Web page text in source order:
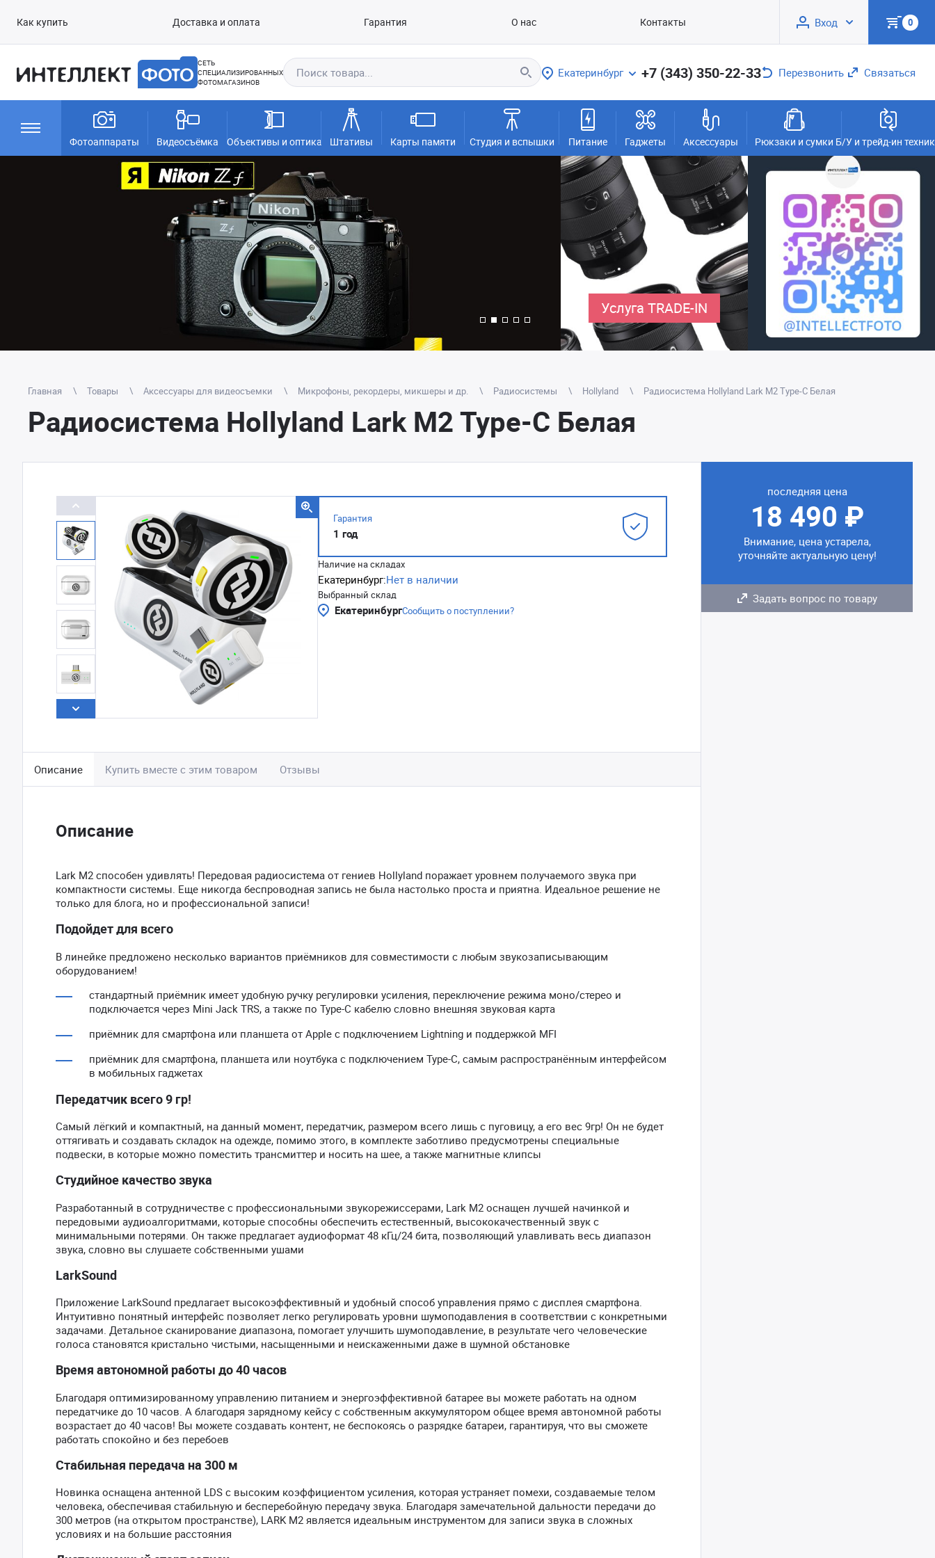
Как купить Доставка и оплата Гарантия О нас Контакты Вход 0
СЕТЬ
СПЕЦИАЛИЗИРОВАННЫХ
ФОТОМАГАЗИНОВ
Екатеринбург +7 (343) 350-22-33 Перезвонить Связаться
Фотоаппараты Видеосъёмка Объективы и оптика Штативы Карты памяти Студия и вспышки Питание Гаджеты Аксессуары Рюкзаки и сумки Б/У и трейд-ин
Услуга TRADE-IN
Главная Товары Аксессуары для видеосъемки Микрофоны, рекордеры, микшеры и др. Радиосистемы Hollyland Радиосистема Hollyland Lark M2 Type-C Белая
Радиосистема Hollyland Lark M2 Type-C Белая
Гарантия
1 год
Наличие на складах
Екатеринбург:Нет в наличии
Выбранный склад
ЕкатеринбургСообщить о поступлении?
Описание Купить вместе с этим товаром Отзывы
Описание
Lark M2 способен удивлять! Передовая радиосистема от гениев Hollyland поражает уровнем получаемого звука при
компактности системы. Еще никогда беспроводная запись не была настолько проста и приятна. Идеальное решение не
только для блога, но и профессиональной записи!
Подойдет для всего
В линейке предложено несколько вариантов приёмников для совместимости с любым звукозаписывающим
оборудованием!
стандартный приёмник имеет удобную ручку регулировки усиления, переключение режима моно/стерео и
подключается через Mini Jack TRS, а также по Type-C кабелю словно внешняя звуковая карта
приёмник для смартфона или планшета от Apple с подключением Lightning и поддержкой MFI
приёмник для смартфона, планшета или ноутбука с подключением Type-C, самым распространённым интерфейсом
в мобильных гаджетах
Передатчик всего 9 гр!
Самый лёгкий и компактный, на данный момент, передатчик, размером всего лишь с пуговицу, а его вес 9гр! Он не будет
оттягивать и создавать складок на одежде, помимо этого, в комплекте заботливо предусмотрены специальные
подвески, в которые можно поместить трансмиттер и носить на шее, а также магнитные клипсы
Студийное качество звука
Разработанный в сотрудничестве с профессиональными звукорежиссерами, Lark M2 оснащен лучшей начинкой и
передовыми аудиоалгоритмами, которые способны обеспечить естественный, высококачественный звук с
минимальными потерями. Он также предлагает аудиоформат 48 кГц/24 бита, позволяющий улавливать весь диапазон
звука, словно вы слушаете собственными ушами
LarkSound
Приложение LarkSound предлагает высокоэффективный и удобный способ управления прямо с дисплея смартфона.
Интуитивно понятный интерфейс позволяет легко регулировать уровни шумоподавления в соответствии с конкретными
задачами. Детальное сканирование диапазона, помогает улучшить шумоподавление, в результате чего человеческие
голоса становятся кристально чистыми, насыщенными и неискаженными даже в шумной обстановке
Время автономной работы до 40 часов
Благодаря оптимизированному управлению питанием и энергоэффективной батарее вы можете работать на одном
передатчике до 10 часов. А благодаря зарядному кейсу с собственным аккумулятором общее время автономной работы
возрастает до 40 часов! Вы можете создавать контент, не беспокоясь о разрядке батареи, гарантируя, что вы сможете
работать спокойно и без перебоев
Стабильная передача на 300 м
Новинка оснащена антенной LDS с высоким коэффициентом усиления, которая устраняет помехи, создаваемые телом
человека, обеспечивая стабильную и бесперебойную передачу звука. Благодаря замечательной дальности передачи до
300 метров (на открытом пространстве), LARK M2 является идеальным инструментом для записи звука в сложных
условиях и на большие расстояния
последняя цена
18 490 ₽
Внимание, цена устарела,
уточняйте актуальную цену!
Задать вопрос по товару